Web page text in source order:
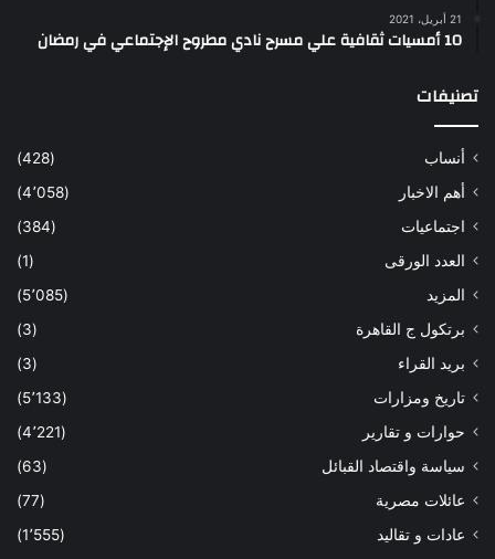
21 أبريل، 2021
10 أمسيات ثقافية علي مسرح نادي مطروح الإجتماعي في رمضان
تصنيفات
أنساب
(428)
أهم الاخبار
(4٬058)
اجتماعيات
(384)
العدد الورقى
(1)
المزيد
(5٬085)
برتكول ج القاهرة
(3)
بريد القراء
(3)
تاريخ ومزارات
(5٬133)
حوارات و تقارير
(4٬221)
سياسة واقتصاد القبائل
(63)
عائلات مصرية
(77)
عادات و تقاليد
(1٬555)